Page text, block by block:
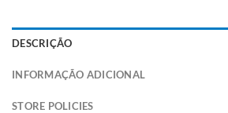
DESCRIÇÃO
INFORMAÇÃO ADICIONAL
STORE POLICIES